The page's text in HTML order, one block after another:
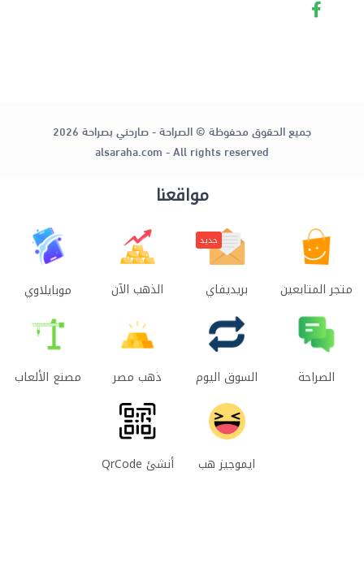
جميع الحقوق محفوظة © الصراحة - صارحني بصراحة 2026
alsaraha.com - All rights reserved